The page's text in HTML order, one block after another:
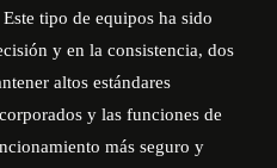
tipo de equipos ha sido
y en la consistencia, dos
altos estándares
y las funciones de
más seguro y